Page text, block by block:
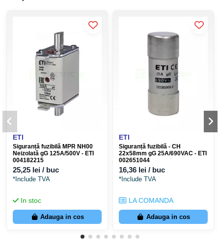
ETI
Siguranță fuzibilă MPR NH00
Neizolată gG 125A/500V - ETI
004182215
25,25 lei / buc
*Include TVA
In stoc
Adauga in cos
ETI
Siguranță fuzibilă - CH
22x58mm gG 25A/690VAC - ETI
002651044
16,36 lei / buc
*Include TVA
LA COMANDA
Adauga in cos